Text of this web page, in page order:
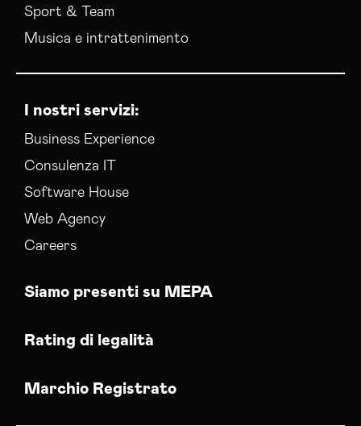
Sport & Team
Musica e intrattenimento
I nostri servizi:
Business Experience
Consulenza IT
Software House
Web Agency
Careers
Siamo presenti su MEPA
Rating di legalità
Marchio Registrato